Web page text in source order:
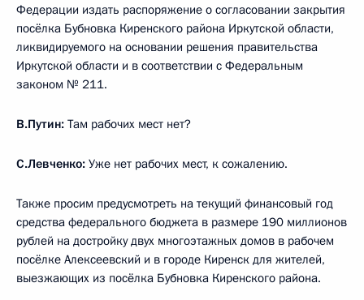
Федерации издать распоряжение о согласовании закрытия
посёлка Бубновка Киренского района Иркутской области,
ликвидируемого на основании решения правительства
Иркутской области и в соответствии с Федеральным
законом № 211.
В.Путин: Там рабочих мест нет?
С.Левченко: Уже нет рабочих мест, к сожалению.
Также просим предусмотреть на текущий финансовый год
средства федерального бюджета в размере 190 миллионов
рублей на достройку двух многоэтажных домов в рабочем
посёлке Алексеевский и в городе Киренск для жителей,
выезжающих из посёлка Бубновка Киренского района.